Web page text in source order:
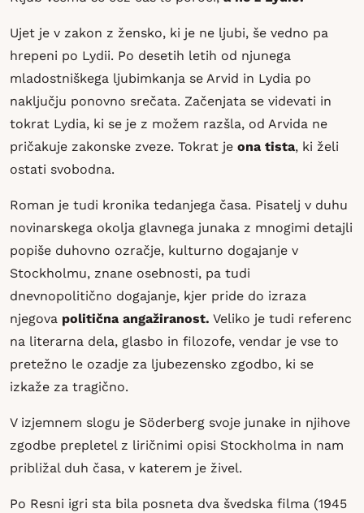
Ujet je v zakon z žensko, ki je ne ljubi, še vedno pa
hrepeni po Lydii. Po desetih letih od njunega
mladostniškega ljubimkanja se Arvid in Lydia po
naključju ponovno srečata. Začenjata se videvati in
tokrat Lydia, ki se je z možem razšla, od Arvida ne
pričakuje zakonske zveze. Tokrat je ona tista, ki želi
ostati svobodna.
Roman je tudi kronika tedanjega časa. Pisatelj v duhu
novinarskega okolja glavnega junaka z mnogimi detajli
popiše duhovno ozračje, kulturno dogajanje v
Stockholmu, znane osebnosti, pa tudi
dnevnopolitično dogajanje, kjer pride do izraza
njegova politična angažiranost. Veliko je tudi referenc
na literarna dela, glasbo in filozofe, vendar je vse to
pretežno le ozadje za ljubezensko zgodbo, ki se
izkaže za tragično.
V izjemnem slogu je Söderberg svoje junake in njihove
zgodbe prepletel z liričnimi opisi Stockholma in nam
približal duh časa, v katerem je živel.
Po Resni igri sta bila posneta dva švedska filma (1945